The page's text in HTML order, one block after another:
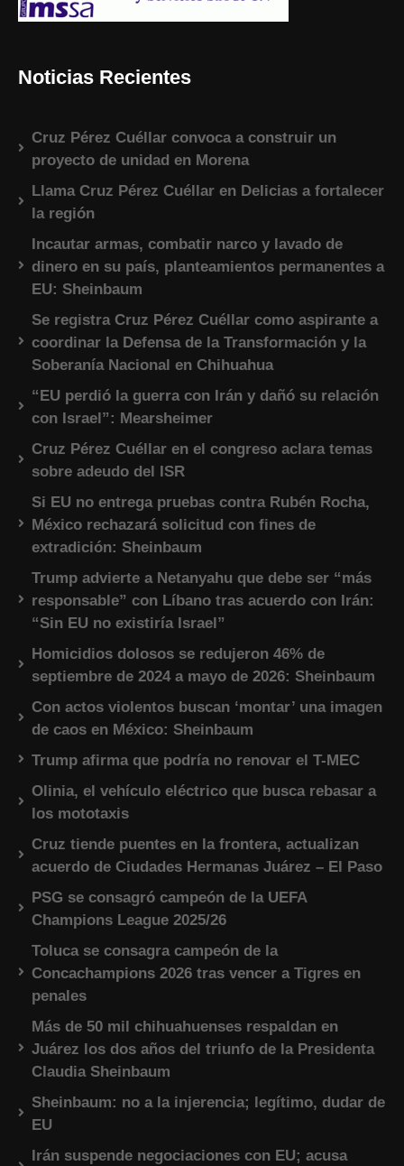
Noticias Recientes
Cruz Pérez Cuéllar convoca a construir un
proyecto de unidad en Morena
Llama Cruz Pérez Cuéllar en Delicias a fortalecer
la región
Incautar armas, combatir narco y lavado de
dinero en su país, planteamientos permanentes a
EU: Sheinbaum
Se registra Cruz Pérez Cuéllar como aspirante a
coordinar la Defensa de la Transformación y la
Soberanía Nacional en Chihuahua
“EU perdió la guerra con Irán y dañó su relación
con Israel”: Mearsheimer
Cruz Pérez Cuéllar en el congreso aclara temas
sobre adeudo del ISR
Si EU no entrega pruebas contra Rubén Rocha,
México rechazará solicitud con fines de
extradición: Sheinbaum
Trump advierte a Netanyahu que debe ser “más
responsable” con Líbano tras acuerdo con Irán:
“Sin EU no existiría Israel”
Homicidios dolosos se redujeron 46% de
septiembre de 2024 a mayo de 2026: Sheinbaum
Con actos violentos buscan ‘montar’ una imagen
de caos en México: Sheinbaum
Trump afirma que podría no renovar el T-MEC
Olinia, el vehículo eléctrico que busca rebasar a
los mototaxis
Cruz tiende puentes en la frontera, actualizan
acuerdo de Ciudades Hermanas Juárez – El Paso
PSG se consagró campeón de la UEFA
Champions League 2025/26
Toluca se consagra campeón de la
Concachampions 2026 tras vencer a Tigres en
penales
Más de 50 mil chihuahuenses respaldan en
Juárez los dos años del triunfo de la Presidenta
Claudia Sheinbaum
Sheinbaum: no a la injerencia; legítimo, dudar de
EU
Irán suspende negociaciones con EU; acusa